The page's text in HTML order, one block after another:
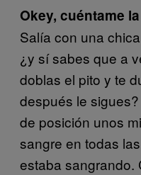
Okey, cuéntame
Salía con una
¿y sí sabes que a
doblas el pito y te
después le
de posición unos
sangre en todas
estaba sangrando.